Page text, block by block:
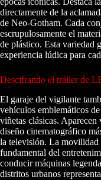
directamente de la
de Neo-Gotham. Cada
escrupulosamente el
de plástico. Esta variedad
experiencia lúdica para
Descifrando el tráiler de
El garaje del vigilante
vehículos emblemáticos
viñetas clásicas.
diseño cinematográfico
la televisión. La movilidad
fundamental del
conducir máquinas
distritos urbanos